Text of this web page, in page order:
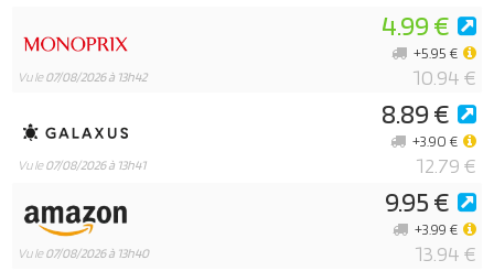
Vu le07/08/2026 à 13h42
4.99 €
10.94 €
+5.95 €
Vu le07/08/2026 à 13h41
8.89 €
12.79 €
+3.90 €
Vu le07/08/2026 à 13h40
9.95 €
13.94 €
+3.99 €